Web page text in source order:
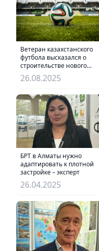
Ветеран казахстанского
футбола высказался о
строительстве нового
стадиона в Алматы
26.08.2025
БРТ в Алматы нужно
адаптировать к плотной
застройке – эксперт
26.04.2025